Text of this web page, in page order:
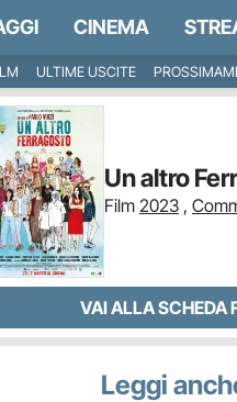
CINEMA
ULTIME USCITE
Un altro
Film 2023 ,
VAI ALLA SCHEDA
Leggi